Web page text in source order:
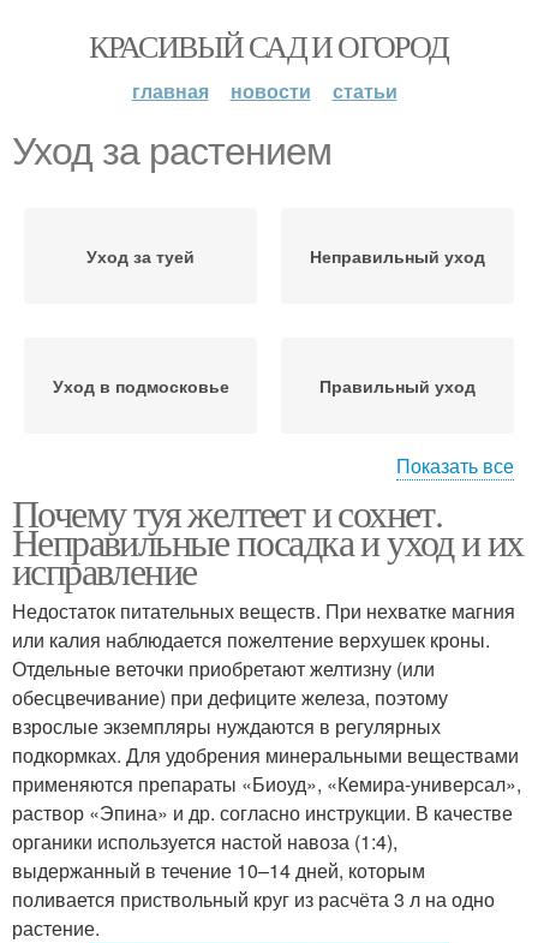
КРАСИВЫЙ САД И ОГОРОД
главная новости статьи
Уход за растением
Уход за туей Неправильный уход
Уход в подмосковье Правильный уход
Уход за подсолнухами
Показать все
Почему туя желтеет и сохнет.
Неправильные посадка и уход и их
исправление
Недостаток питательных веществ. При нехватке магния
или калия наблюдается пожелтение верхушек кроны.
Отдельные веточки приобретают желтизну (или
обесцвечивание) при дефиците железа, поэтому
взрослые экземпляры нуждаются в регулярных
подкормках. Для удобрения минеральными веществами
применяются препараты «Биоуд», «Кемира-универсал»,
раствор «Эпина» и др. согласно инструкции. В качестве
органики используется настой навоза (1:4),
выдержанный в течение 10–14 дней, которым
поливается приствольный круг из расчёта 3 л на одно
растение.